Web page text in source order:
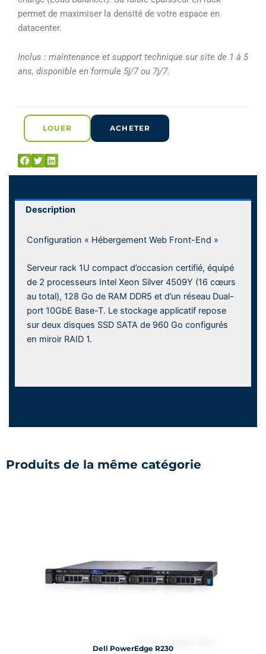
permet de maximiser la densité de votre espace en
datacenter.
Inclus : maintenance et support technique sur site de 1 à 5
ans, disponible en formule 5j/7 ou 7j/7.
LOUER ACHETER
Description
Configuration « Hébergement Web Front-End »
Serveur rack 1U compact d’occasion certifié, équipé
de 2 processeurs Intel Xeon Silver 4509Y (16 cœurs
au total), 128 Go de RAM DDR5 et d’un réseau Dual-
port 10GbE Base-T. Le stockage applicatif repose
sur deux disques SSD SATA de 960 Go configurés
en miroir RAID 1.
Produits de la même catégorie
Dell PowerEdge R230